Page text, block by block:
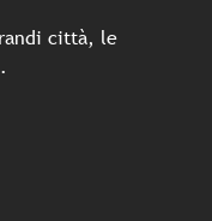
città, le